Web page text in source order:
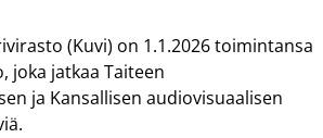
(Kuvi) on 1.1.2026 toimintansa
joka jatkaa Taiteen
ja Kansallisen audiovisuaalisen